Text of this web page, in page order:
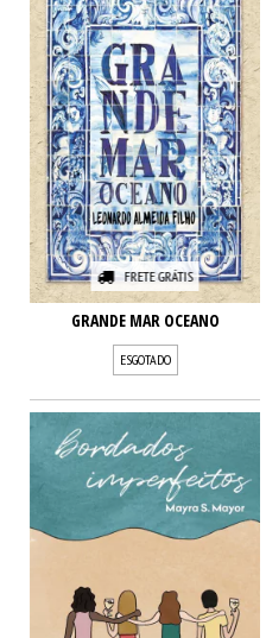
FRETE GRÁTIS
GRANDE MAR OCEANO
ESGOTADO